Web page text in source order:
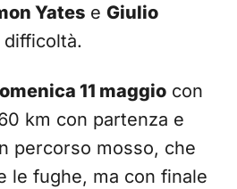
Yates e Giulio
difficoltà.
11 maggio con
km con partenza e
percorso mosso, che
le fughe, ma con finale